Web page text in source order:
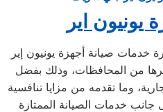
يونيون اير
خدمات صيانة أجهزة يونيون إير
من المحافظات، وذلك بفضل
وما تقدمه من مزايا تنافسية
جانب خدمات الصيانة الممتازة